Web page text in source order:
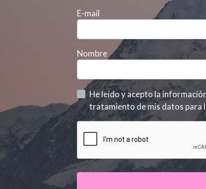
E-mail
Nombre
tratamiento de mis datos para